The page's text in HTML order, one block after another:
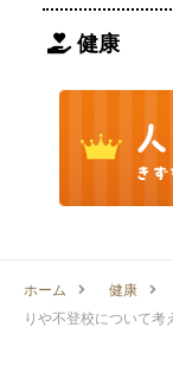
健康
ホーム 健康
りや不登校について考